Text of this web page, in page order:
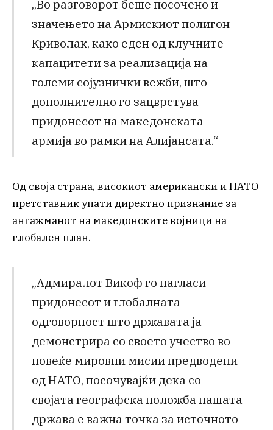
„Во разговорот беше посочено и
значењето на Армискиот полигон
Криволак, како еден од клучните
капацитети за реализација на
големи сојузнички вежби, што
дополнително го зацврстува
придонесот на македонската
армија во рамки на Алијансата.“
Од своја страна, високиот американски и НАТО
претставник упати директно признание за
ангажманот на македонските војници на
глобален план.
„Адмиралот Викоф го нагласи
придонесот и глобалната
одговорност што државата ја
демонстрира со своето учество во
повеќе мировни мисии предводени
од НАТО, посочувајќи дека со
својата географска положба нашата
држава е важна точка за источното